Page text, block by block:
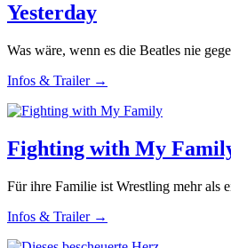
Yesterday
Was wäre, wenn es die Beatles nie
Infos & Trailer →
Fighting with My
Für ihre Familie ist Wrestling mehr als
Infos & Trailer →